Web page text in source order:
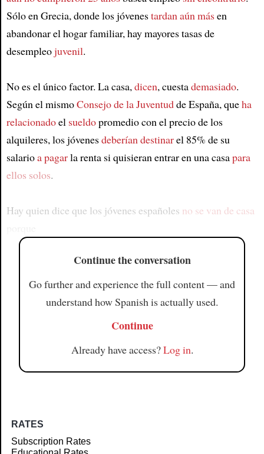
Article
Sólo en Grecia, donde los jóvenestardan aún másen
abandonar el hogar familiar, hay mayores tasas de
desempleojuvenil.
No es el único factor. La casa,dicen, cuestademasiado.
Según el mismoConsejo de la Juventudde España, queha
relacionadoel sueldopromedio con el precio de los
alquileres, los jóvenesdeberían destinarel 85% de su
salarioa pagarla renta si quisieran entrar en una casapara
ellos solos.
Hay quien dice que los jóvenes españoles no se van de casa
Continue the conversation
Go further and experience the full content — and
understand how Spanish is actually used.
Continue
Already have access?Log in.
RATES
Subscription Rates